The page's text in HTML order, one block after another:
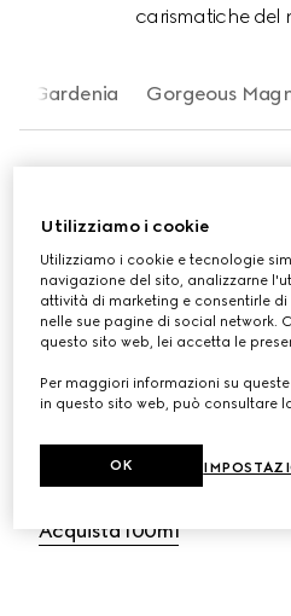
carismatiche del
Gardenia Gorgeous
ORCHID
La nuova fragranza
dell'Orchidea Vaniglia,
avvolgente a una luminosa
un’espressione
Acquista 100ml
Utilizziamo i cookie
Utilizziamo i cookie e tecnologie
navigazione del sito, analizzarne
attività di marketing e consentirle
nelle sue pagine di social network.
questo sito web, lei accetta le
Per maggiori informazioni su
in questo sito web, può consultare
OK